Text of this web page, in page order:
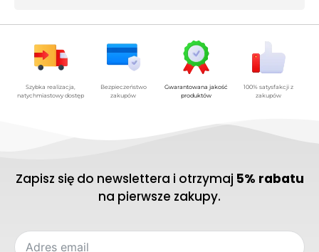
Szybka realizacja,
natychmiastowy dostęp
Bezpieczeństwo
zakupów
Gwarantowana jakość
produktów
100% satysfakcji z
zakupów
Zapisz się do newslettera i otrzymaj 5% rabatu
na pierwsze zakupy.